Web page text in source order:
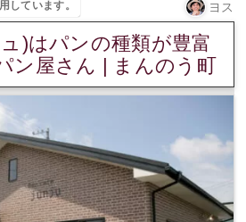
しています。 ヨス
)はパンの種類が豊富
ン屋さん | まんのう町